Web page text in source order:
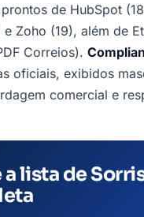
de HubSpot
e Zoho (19), além de
Correios).
oficiais, exibidos
comercial e
a lista de